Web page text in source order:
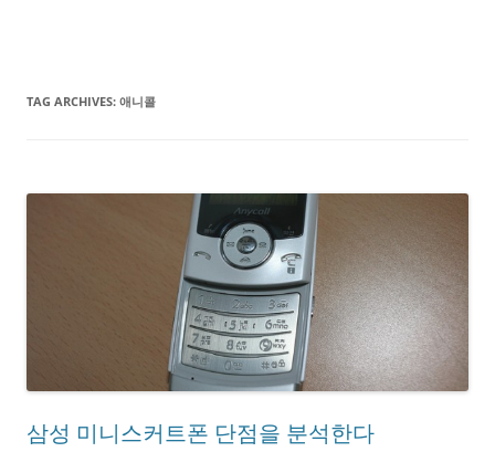
TAG ARCHIVES: 애니콜
삼성 미니스커트폰 단점을 분석한다